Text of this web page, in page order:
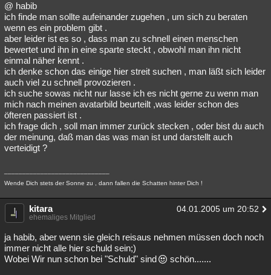
@ habib
ich finde man sollte aufeinander zugehen , um sich zu beraten
wenn es ein problem gibt .
aber leider ist es so , dass man zu schnell einen menschen
bewertet und ihn in eine sparte steckt , obwohl man ihn nicht
einmal näher kennt .
ich denke schon das einige hier streit suchen , man läßt sich leider
auch viel zu schnell provozieren .
ich suche sowas nicht nur lasse ich es nicht gerne zu wenn man
mich nach meinen avatarbild beurteilt ,was leider schon des
öfteren passiert ist .
ich frage dich , soll man immer zurück stecken , oder bist du auch
der meinung, daß man das was man ist und darstellt auch
verteidigt ?
Wende Dich stets der Sonne zu , dann fallen die Schatten hinter Dich !
kitara 04.01.2005 um 20:52
ehemaliges Mitglied
ja habib, aber wenn sie gleich reisaus nehmen müssen doch noch
immer nicht alle hier schuld sein;)
Wobei Wir nun schon bei "Schuld" sind
schön.......